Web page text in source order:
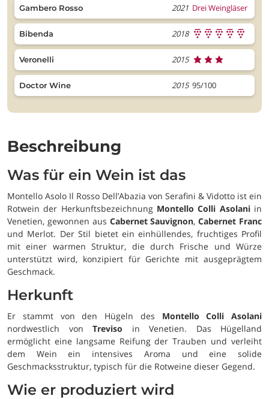
Gambero Rosso 2021 Drei Weingläser
Bibenda 2018
Veronelli 2015
Doctor Wine 2015 95/100
Beschreibung
Was für ein Wein ist das
Montello Asolo Il Rosso Dell’Abazia von Serafini & Vidotto ist ein
Rotwein der Herkunftsbezeichnung Montello Colli Asolaniin
Venetien, gewonnen aus Cabernet Sauvignon,Cabernet Franc
und Merlot. Der Stil bietet ein einhüllendes, fruchtiges Profil
mit einer warmen Struktur, die durch Frische und Würze
unterstützt wird, konzipiert für Gerichte mit ausgeprägtem
Geschmack.
Herkunft
Er stammt von den Hügeln des Montello Colli Asolani
nordwestlich von Treviso in Venetien. Das Hügelland
ermöglicht eine langsame Reifung der Trauben und verleiht
dem Wein ein intensives Aroma und eine solide
Geschmacksstruktur, typisch für die Rotweine dieser Gegend.
Wie er produziert wird